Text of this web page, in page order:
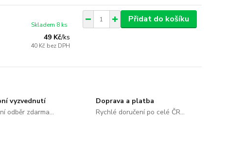
49 Kč/ks
40 Kč bez DPH
Skladem 8 ks
Přidat do košíku
vyzvednutí
odběr zdarma...
Doprava a platba
Rychlé doručení po celé ČR...